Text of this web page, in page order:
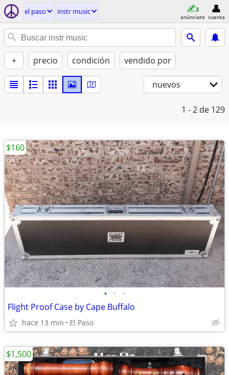
el paso instr music
anúnciate cuenta
+ precio condición vendido por
nuevos
1 - 2 de 129
• • •
Flight Proof Case by Cape Buffalo
hace 13 min El Paso
$160
$1,500